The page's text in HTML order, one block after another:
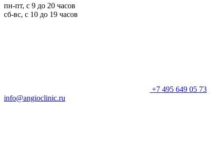
пн-пт, с 9 до 20 часов
сб-вс, с 10 до 19 часов
+7 495 649 05 73
info@angioclinic.ru